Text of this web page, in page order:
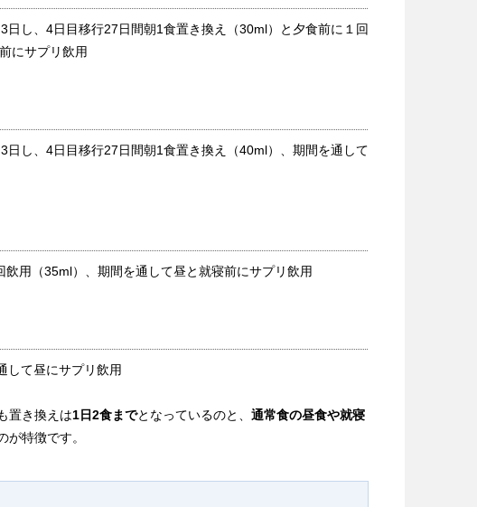
し、4日目移行27日間朝1食置き換え（30ml）と夕食前に１回
にサプリ飲用
し、4日目移行27日間朝1食置き換え（40ml）、期間を通して
用（35ml）、期間を通して昼と就寝前にサプリ飲用
して昼にサプリ飲用
置き換えは1日2食までとなっているのと、 通常食の昼食や就寝
が特徴です。